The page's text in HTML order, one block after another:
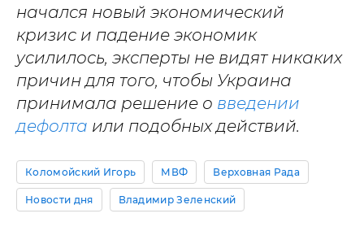
начался новый экономический
кризис и падение экономик
усилилось, эксперты не видят никаких
причин для того, чтобы Украина
принимала решение о введении
дефолта или подобных действий.
Коломойский Игорь МВФ Верховная Рада
Новости дня Владимир Зеленский